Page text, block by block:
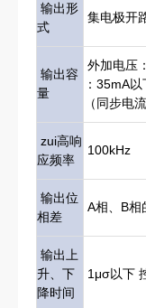
输出形
式
集电极开
输出容
量
外加电压
：35mA
（同步电
zui高响
应频率
100kHz
输出位
相差
A相、B相
输出上
升、下
降时间
1μσ以下